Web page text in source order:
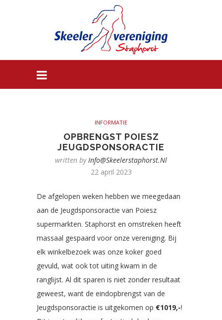
INFORMATIE
OPBRENGST POIESZ
JEUGDSPONSORACTIE
written byInfo@skeelerstaphorst.nl
22 april 2023
De afgelopen weken hebben we meegedaan
aan de Jeugdsponsoractie van Poiesz
supermarkten. Staphorst en omstreken heeft
massaal gespaard voor onze vereniging. Bij
elk winkelbezoek was onze koker goed
gevuld, wat ook tot uiting kwam in de
ranglijst. Al dit sparen is niet zonder resultaat
geweest, want de eindopbrengst van de
Jeugdsponsoractie is uitgekomen op €1019,-!